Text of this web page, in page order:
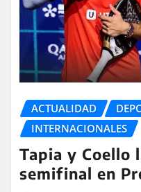
ACTUALIDAD
INTERNACIONALES
Tapia y Coello
semifinal en